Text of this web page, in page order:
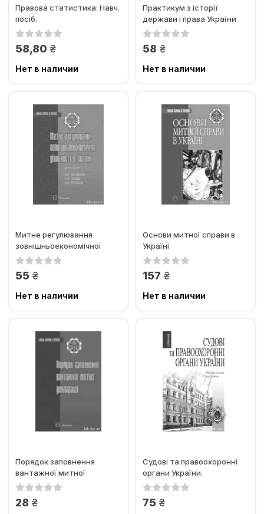
Правова статистика: Навч.
посіб.
58,80 грн.
Нет в наличии
Практикум з історії
держави і права України
58 грн.
Нет в наличии
Митне регулювання
зовнішньоекономічної
діяльності в Україні.
55 грн.
Нет в наличии
Основи митної справи в
Україні
157 грн.
Нет в наличии
Порядок заповнення
вантажної митної
декларації
28 грн.
Судові та правоохоронні
органи України.
Навчальний посібник
75 грн.